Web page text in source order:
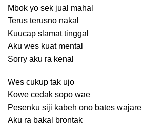
Mbok yo sek jual mahal
Terus terusno nakal
Kuucap slamat tinggal
Aku wes kuat mental
Sorry aku ra kenal
Wes cukup tak ujo
Kowe cedak sopo wae
Pesenku siji kabeh ono bates wajare
Aku ra bakal brontak